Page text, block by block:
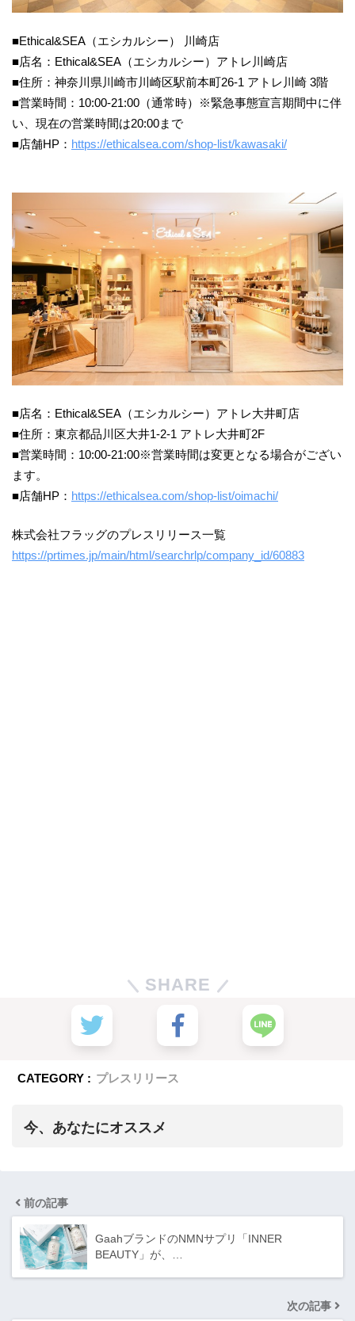
■Ethical&SEA（エシカルシー） 川崎店
■店名：Ethical&SEA（エシカルシー）アトレ川崎店
■住所：神奈川県川崎市川崎区駅前本町26-1 アトレ川崎 3階
■営業時間：10:00-21:00（通常時）※緊急事態宣言期間中に伴
い、現在の営業時間は20:00まで
■店舗HP： https://ethicalsea.com/shop-list/kawasaki/
■店名：Ethical&SEA（エシカルシー）アトレ大井町店
■住所：東京都品川区大井1-2-1 アトレ大井町2F
■営業時間：10:00-21:00※営業時間は変更となる場合がござい
ます。
■店舗HP： https://ethicalsea.com/shop-list/oimachi/
株式会社フラッグのプレスリリース一覧
https://prtimes.jp/main/html/searchrlp/company_id/60883
SHARE
CATEGORY : プレスリリース
今、あなたにオススメ
前の記事
GaahブランドのNMNサプリ「INNER
BEAUTY」が、…
次の記事